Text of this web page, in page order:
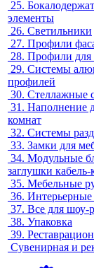
25.
элементы
26. Светильники
27. Профили
28. Профили для
29. Системы
профилей
30. Стеллажные
31. Наполнение
комнат
32. Системы
33. Замки для
34. Модульные
заглушки кабель-
35. Мебельные
36.
37. Все для шоу-
38. Упаковка
39.
Сувенирная и